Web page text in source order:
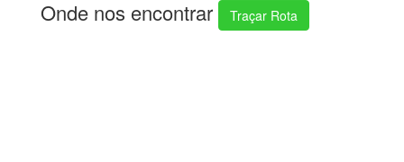
Onde nos encontrar Traçar Rota